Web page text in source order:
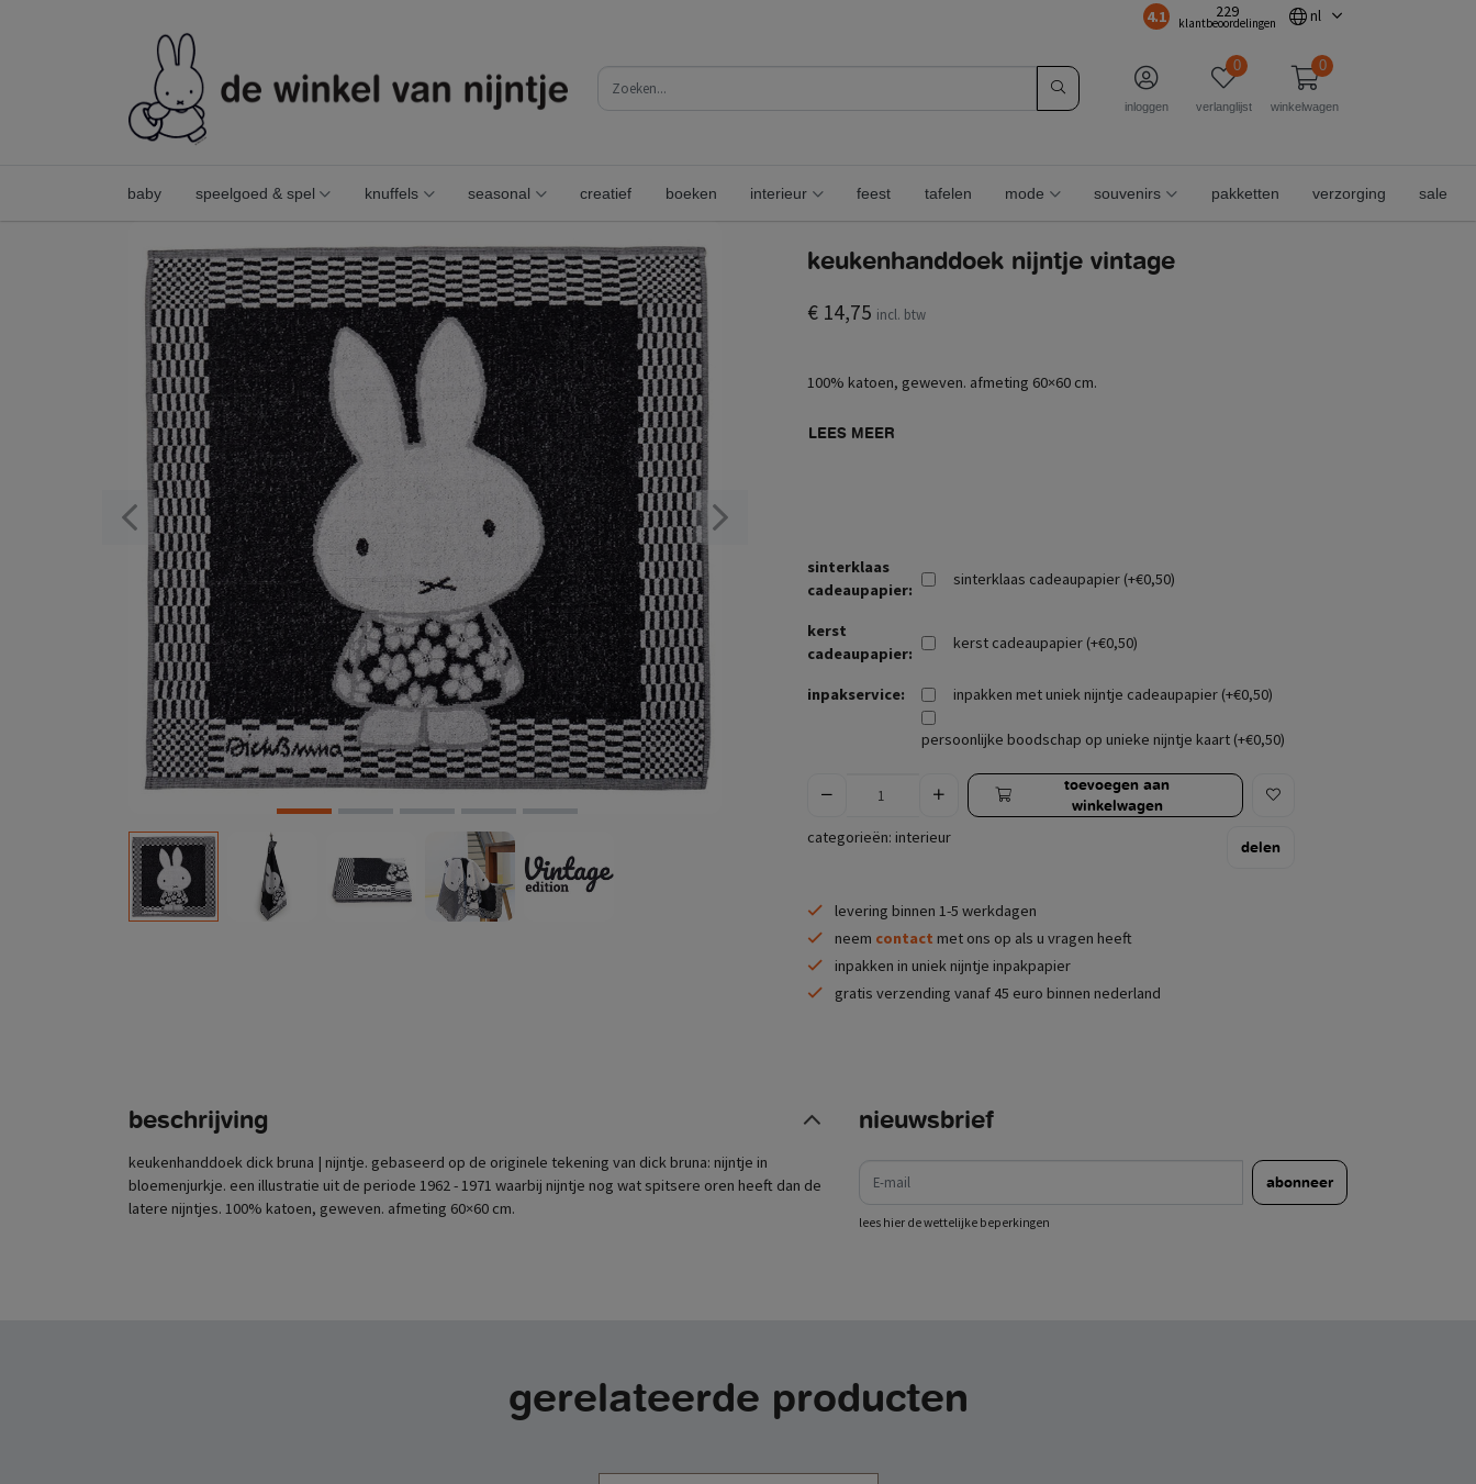
4.1 229
klantbeoordelingen nl
inloggen
0
verlanglijst
0
winkelwagen
baby speelgoed & spel knuffels seasonal creatief boeken interieur feest tafelen mode souvenirs pakketten verzorging sale
keukenhanddoek nijntje vintage
keukenhanddoek nijntje vintage
€ 14,75 incl. btw
100% katoen, geweven. afmeting 60×60 cm.
LEES MEER
sinterklaas
cadeaupapier:
sinterklaas cadeaupapier (+€0,50)
kerst
cadeaupapier:
kerst cadeaupapier (+€0,50)
inpakservice: inpakken met uniek nijntje cadeaupapier (+€0,50)
persoonlijke boodschap op unieke nijntje kaart (+€0,50)
toevoegen aan
winkelwagen
categorieën: interieur
delen
levering binnen 1-5 werkdagen
neem contact met ons op als u vragen heeft
inpakken in uniek nijntje inpakpapier
gratis verzending vanaf 45 euro binnen nederland
beschrijving
keukenhanddoek dick bruna | nijntje. gebaseerd op de originele tekening van dick bruna: nijntje in
bloemenjurkje. een illustratie uit de periode 1962 - 1971 waarbij nijntje nog wat spitsere oren heeft dan de
latere nijntjes. 100% katoen, geweven. afmeting 60×60 cm.
nieuwsbrief
e-mail
abonneer
lees hier de wettelijke beperkingen
gerelateerde producten